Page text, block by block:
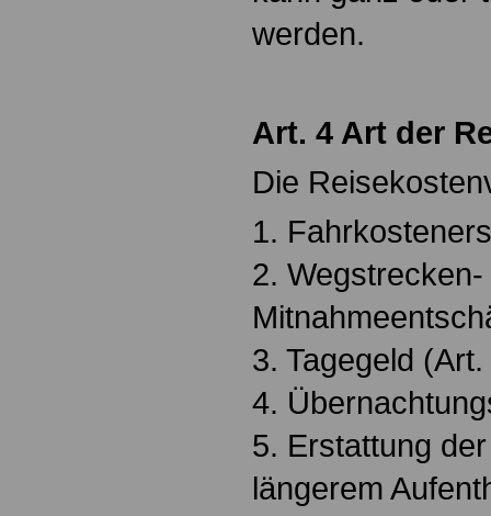
werden.
Art. 4 Art der
Die
1.
2. Wegstrecken-
3. Tagegeld
4.
5. Erstattung
längerem